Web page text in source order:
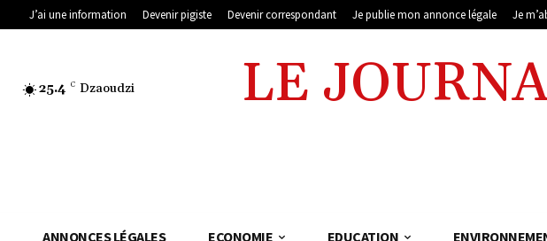
J’ai une information Devenir pigiste Devenir correspondant Je publie mon annonce légale Je
25.4 C Dzaoudzi LE
ANNONCES LÉGALES ECONOMIE EDUCATION